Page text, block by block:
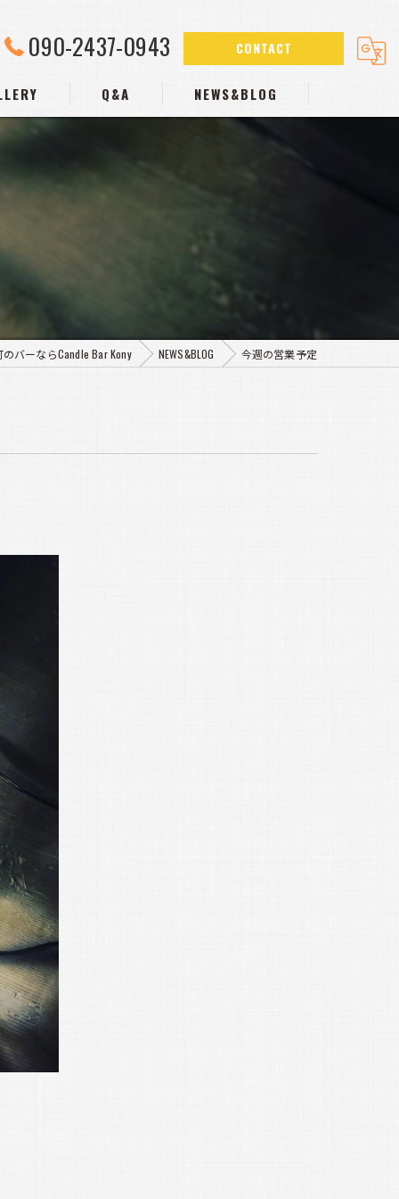
090-2437-0943 CONTACT
Q&A NEWS&BLOG
バーならCandle Bar Kony NEWS&BLOG 今週の営業予定